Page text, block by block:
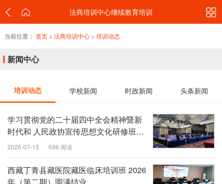
法商培训中心继续教育培训
当前位置： 首页> 法商培训中心> 培训动态
新闻中心
培训动态 学校新闻 时政新闻 头条新闻
学习贯彻党的二十届四中全会精神暨新
时代和 人民政协宣传思想文化研修班在
银川开班
2026-07-15 696 阅读
西藏丁青县藏医院藏医临床培训班 2026